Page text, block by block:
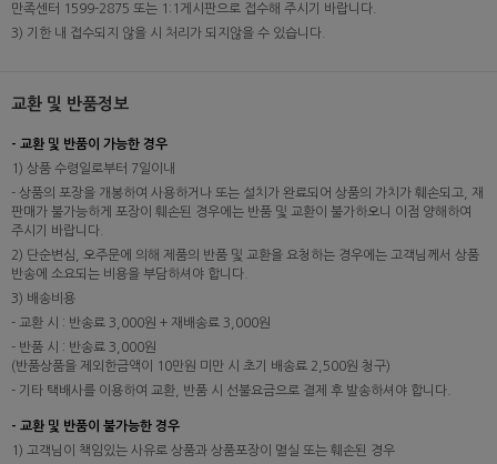
만족센터 1599-2875 또는 1:1게시판으로 접수해 주시기 바랍니다.
3) 기한 내 접수되지 않을 시 처리가 되지않을 수 있습니다.
교환 및 반품정보
- 교환 및 반품이 가능한 경우
1) 상품 수령일로부터 7일이내
- 상품의 포장을 개봉하여 사용하거나 또는 설치가 완료되어 상품의 가치가 훼손되고, 재
판매가 불가능하게 포장이 훼손된 경우에는 반품 및 교환이 불가하오니 이점 양해하여
주시기 바랍니다.
2) 단순변심, 오주문에 의해 제품의 반품 및 교환을 요청하는 경우에는 고객님께서 상품
반송에 소요되는 비용을 부담하셔야 합니다.
3) 배송비용
- 교환 시 : 반송료 3,000원 + 재배송료 3,000원
- 반품 시 : 반송료 3,000원
(반품상품을 제외한금액이 10만원 미만 시 초기 배송료 2,500원 청구)
- 기타 택배사를 이용하여 교환, 반품 시 선불요금으로 결제 후 발송하셔야 합니다.
- 교환 및 반품이 불가능한 경우
1) 고객님이 책임있는 사유로 상품과 상품포장이 멸실 또는 훼손된 경우